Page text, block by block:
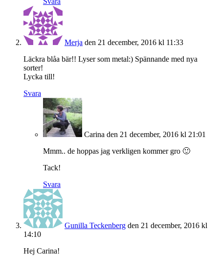
Merja den 21 december, 2016 kl 11:33
Läckra blåa bär!! Lyser som metal:) Spännande med nya
sorter!
Lycka till!
Svara
Carina den 21 december, 2016 kl 21:01
Mmm.. de hoppas jag verkligen kommer gro 🙂
Tack!
Svara
Gunilla Teckenberg den 21 december, 2016 kl
14:10
Hej Carina!